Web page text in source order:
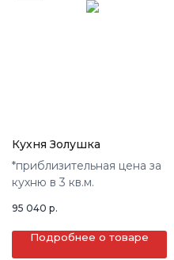
Кухня Золушка
*приблизительная цена за
кухню в 3 кв.м.
95 040 р.
Подробнее о товаре